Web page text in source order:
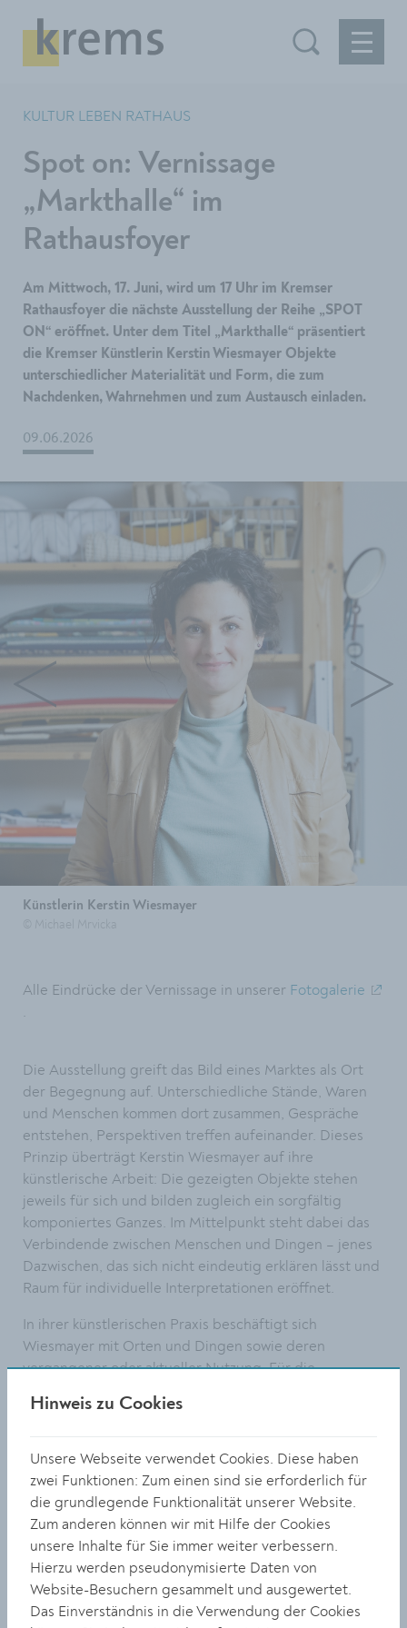
KULTUR LEBEN RATHAUS
Spot on: Vernissage
„Markthalle“ im
Rathausfoyer
Am Mittwoch, 17. Juni, wird um 17 Uhr im Kremser
Rathausfoyer die nächste Ausstellung der Reihe „SPOT
ON“ eröffnet. Unter dem Titel „Markthalle“ präsentiert
die Kremser Künstlerin Kerstin Wiesmayer Objekte
unterschiedlicher Materialität und Form, die zum
Nachdenken, Wahrnehmen und zum Austausch einladen.
09.06.2026
Künstlerin Kerstin Wiesmayer
Alle Eindrücke der Vernissage in unserer Fotogalerie
.
Die Ausstellung greift das Bild eines Marktes als Ort
der Begegnung auf. Unterschiedliche Stände, Waren
und Menschen kommen dort zusammen, Gespräche
entstehen, Perspektiven treffen aufeinander. Dieses
Prinzip überträgt Kerstin Wiesmayer auf ihre
künstlerische Arbeit: Die gezeigten Objekte stehen
jeweils für sich und bilden zugleich ein sorgfältig
komponiertes Ganzes. Im Mittelpunkt steht dabei das
Verbindende zwischen Menschen und Dingen – jenes
Dazwischen, das sich nicht eindeutig erklären lässt und
Raum für individuelle Interpretationen eröffnet.
In ihrer künstlerischen Praxis beschäftigt sich
Wiesmayer mit Orten und Dingen sowie deren
vergangener oder aktueller Nutzung. Für die
Geschichte des Rathauses als Ort gesellschaftlicher
bleiben bewusst offen in ihrer Bedeutung und regen
dazu an, miteinander ins Gespräch zu kommen.
Gemeinschaft entsteht dort, wo Unterschiedliches
nebeneinander bestehen und miteinander in
Beziehung treten kann. Die von Kulturgemeinderätin
Elisabeth Kreuzhuber initiierte Reihe „SPOT ON“
präsentiert regelmäßig künstlerische Positionen von
Kremser:innen im Rathausfoyer. „Es ist mir ein zentrales
Hinweis zu Cookies
Unsere Webseite verwendet Cookies. Diese haben
zwei Funktionen: Zum einen sind sie erforderlich für
die grundlegende Funktionalität unserer Website.
Zum anderen können wir mit Hilfe der Cookies
unsere Inhalte für Sie immer weiter verbessern.
Hierzu werden pseudonymisierte Daten von
Website-Besuchern gesammelt und ausgewertet.
Das Einverständnis in die Verwendung der Cookies